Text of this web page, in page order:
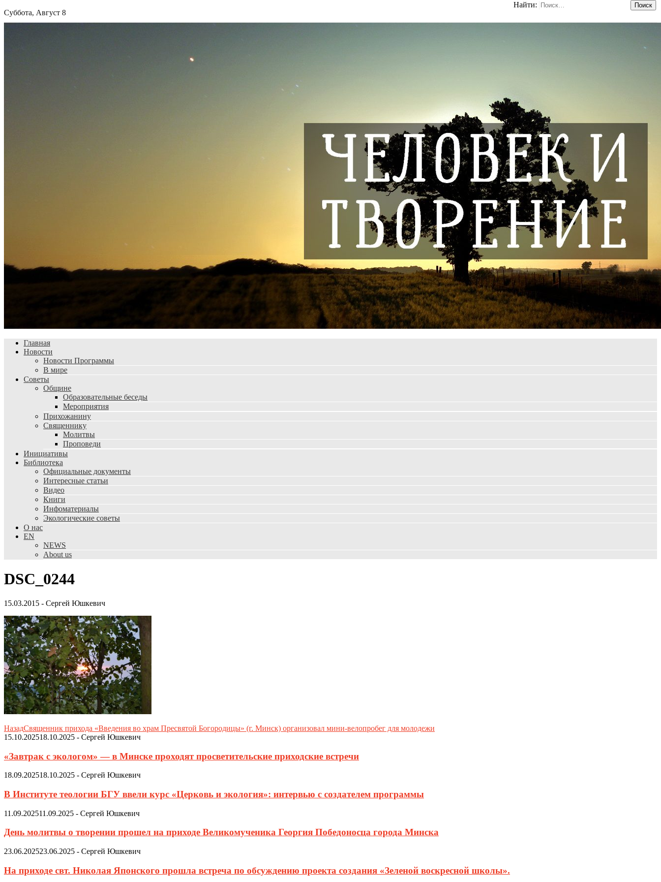
Суббота, Август 8
Найти:
Главная
Новости
Новости Программы
В мире
Советы
Общине
Образовательные беседы
Мероприятия
Прихожанину
Священнику
Молитвы
Проповеди
Инициативы
Библиотека
Официальные документы
Интересные статьи
Видео
Книги
Инфоматериалы
Экологические советы
О нас
EN
NEWS
About us
DSC_0244
15.03.2015 - Сергей Юшкевич
НазадСвященник прихода «Введения во храм Пресвятой Богородицы» (г. Минск) организовал мини-велопробег для молодежи
15.10.202518.10.2025 - Сергей Юшкевич
«Завтрак с экологом» — в Минске проходят просветительские приходские встречи
18.09.202518.10.2025 - Сергей Юшкевич
В Институте теологии БГУ ввели курс «Церковь и экология»: интервью с создателем программы
11.09.202511.09.2025 - Сергей Юшкевич
День молитвы о творении прошел на приходе Великомученика Георгия Победоносца города Минска
23.06.202523.06.2025 - Сергей Юшкевич
На приходе свт. Николая Японского прошла встреча по обсуждению проекта создания «Зеленой воскресной школы».